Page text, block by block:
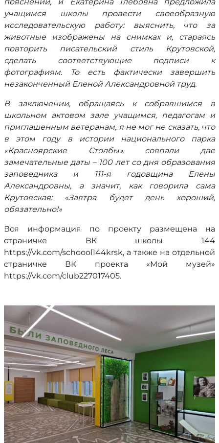
учащимся школы провести своеобразную
исследовательскую работу: выяснить, что за
животные изображены на снимках и, стараясь
повторить писательский стиль Крутовской,
сделать соответствующие подписи к
фотографиям. То есть фактически завершить
незаконченный Еленой Александровной труд.
В заключении, обращаясь к собравшимся в
школьном актовом зале учащимся, педагогам и
приглашенным ветеранам, я не мог не сказать, что
в этом году в истории национального парка
«Красноярские Столбы» совпали две
замечательные даты – 100 лет со дня образования
заповедника и 111-я годовщина Елены
Александровны, а значит, как говорила сама
Крутовская: «Завтра будет день хороший,
обязательно!»
Вся информация по проекту размещена на
страничке ВК школы 144
https://vk.com/schoool144krsk, а также на отдельной
страничке ВК проекта «Мой музей»
https://vk.com/club227017405.